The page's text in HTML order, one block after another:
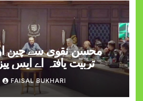
محسن نقوی سے چین
تربیت یافتہ اے ایس
FAISAL BUKHARI